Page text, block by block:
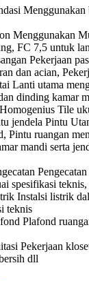
Menggunakan
FC 7,5 untuk
Pekerjaan
dan acian,
Lanti utama
dinding kamar
Tile
jendela Pintu
Pintu ruangan
mandi serta
spesifikasi teknis,
Instalsi listrik
teknis
Plafond
Pekerjaan
dll